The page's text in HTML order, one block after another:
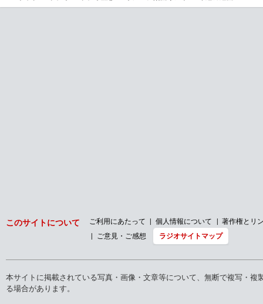
このサイトについて ご利用にあたって 個人情報について
著作権とリ
ご意見・ご感想
ラジオサイトマップ
本サイトに掲載されている写真・画像・文章等について、無断で複写・
る場合があります。